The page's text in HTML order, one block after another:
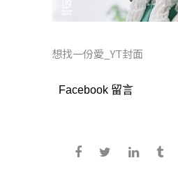
想找一份愛_YT封面
Facebook 留言